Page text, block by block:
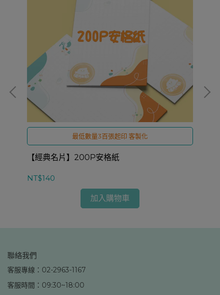
最低數量3百張起印 客製化
【經典名片】200P安格紙
NT$140
加入購物車
聯絡我們
客服專線：02-2963-1167
客服時間：09:30~18:00